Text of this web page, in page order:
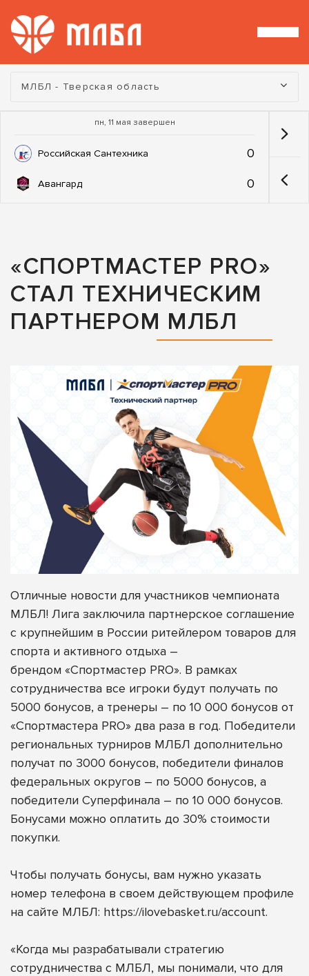
Турнир:
МЛБЛ - Тверская область
пн, 11 мая завершен
Российская Сантехника 0
Авангард 0
«СПОРТМАСТЕР PRO»
СТАЛ ТЕХНИЧЕСКИМ
ПАРТНЕРОМ МЛБЛ
Отличные новости для участников чемпионата
МЛБЛ! Лига заключила партнерское соглашение
с крупнейшим в России ритейлером товаров для
спорта и активного отдыха –
брендом «Спортмастер PRO». В рамках
сотрудничества все игроки будут получать по
5000 бонусов, а тренеры – по 10 000 бонусов от
«Спортмастера PRO» два раза в год. Победители
региональных турниров МЛБЛ дополнительно
получат по 3000 бонусов, победители финалов
федеральных округов – по 5000 бонусов, а
победители Суперфинала – по 10 000 бонусов.
Бонусами можно оплатить до 30% стоимости
покупки.
Чтобы получать бонусы, вам нужно указать
номер телефона в своем действующем профиле
на сайте МЛБЛ: https://ilovebasket.ru/account.
«Когда мы разрабатывали стратегию
сотрудничества с МЛБЛ, мы понимали, что для